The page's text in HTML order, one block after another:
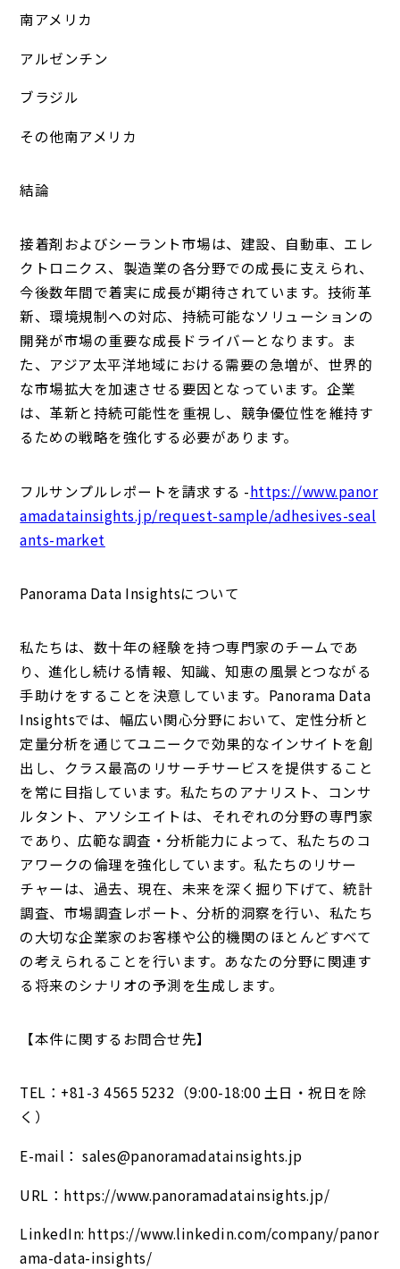
南アメリカ
アルゼンチン
ブラジル
その他南アメリカ
結論
接着剤およびシーラント市場は、建設、自動車、エレ
クトロニクス、製造業の各分野での成長に支えられ、
今後数年間で着実に成長が期待されています。技術革
新、環境規制への対応、持続可能なソリューションの
開発が市場の重要な成長ドライバーとなります。ま
た、アジア太平洋地域における需要の急増が、世界的
な市場拡大を加速させる要因となっています。企業
は、革新と持続可能性を重視し、競争優位性を維持す
るための戦略を強化する必要があります。
フルサンプルレポートを請求する -https://www.panor
amadatainsights.jp/request-sample/adhesives-seal
ants-market
Panorama Data Insightsについて
私たちは、数十年の経験を持つ専門家のチームであ
り、進化し続ける情報、知識、知恵の風景とつながる
手助けをすることを決意しています。Panorama Data
Insightsでは、幅広い関心分野において、定性分析と
定量分析を通じてユニークで効果的なインサイトを創
出し、クラス最高のリサーチサービスを提供すること
を常に目指しています。私たちのアナリスト、コンサ
ルタント、アソシエイトは、それぞれの分野の専門家
であり、広範な調査・分析能力によって、私たちのコ
アワークの倫理を強化しています。私たちのリサー
チャーは、過去、現在、未来を深く掘り下げて、統計
調査、市場調査レポート、分析的洞察を行い、私たち
の大切な企業家のお客様や公的機関のほとんどすべて
の考えられることを行います。あなたの分野に関連す
る将来のシナリオの予測を生成します。
【本件に関するお問合せ先】
TEL：+81-3 4565 5232（9:00-18:00 土日・祝日を除
く）
E-mail： sales@panoramadatainsights.jp
URL：https://www.panoramadatainsights.jp/
LinkedIn: https://www.linkedin.com/company/panor
ama-data-insights/